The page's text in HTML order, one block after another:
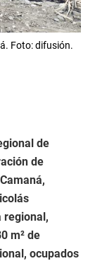
Foto: difusión.
de
de
regional,
m² de
ocupados